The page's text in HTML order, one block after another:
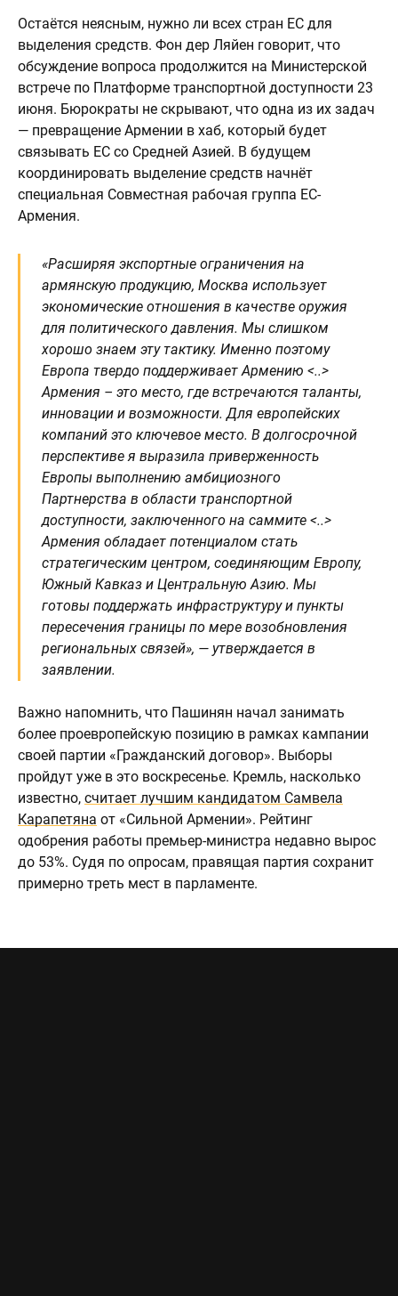
Остаётся неясным, нужно ли всех стран ЕС для
выделения средств. Фон дер Ляйен говорит, что
обсуждение вопроса продолжится на Министерской
встрече по Платформе транспортной доступности 23
июня. Бюрократы не скрывают, что одна из их задач
— превращение Армении в хаб, который будет
связывать ЕС со Средней Азией. В будущем
координировать выделение средств начнёт
специальная Совместная рабочая группа ЕС-
Армения.
«Расширяя экспортные ограничения на
армянскую продукцию, Москва использует
экономические отношения в качестве оружия
для политического давления. Мы слишком
хорошо знаем эту тактику. Именно поэтому
Европа твердо поддерживает Армению <..>
Армения – это место, где встречаются таланты,
инновации и возможности. Для европейских
компаний это ключевое место. В долгосрочной
перспективе я выразила приверженность
Европы выполнению амбициозного
Партнерства в области транспортной
доступности, заключенного на саммите <..>
Армения обладает потенциалом стать
стратегическим центром, соединяющим Европу,
Южный Кавказ и Центральную Азию. Мы
готовы поддержать инфраструктуру и пункты
пересечения границы по мере возобновления
региональных связей», — утверждается в
заявлении.
Важно напомнить, что Пашинян начал занимать
более проевропейскую позицию в рамках кампании
своей партии «Гражданский договор». Выборы
пройдут уже в это воскресенье. Кремль, насколько
известно, считает лучшим кандидатом Самвела
Карапетяна от «Сильной Армении». Рейтинг
одобрения работы премьер-министра недавно вырос
до 53%. Судя по опросам, правящая партия сохранит
примерно треть мест в парламенте.